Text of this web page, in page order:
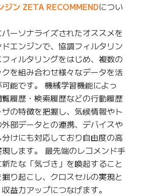
ジン ZETA RECOMMENDについ
ーソナライズされたオススメを
エンジンで、協調フィルタリン
ィルタリングをはじめ、複数の
を組み合わせ様々なデータを活
能です。 機械学習機能によっ
履歴・検索履歴などの行動履歴
の特徴を把握し、気候情報やト
部データとの連携、デバイスや
けにも対応しており自由度の高
します。 最先端のレコメンド手
たな「気づき」を喚起すること
り起こし、クロスセルの実現と
益力アップにつなげます。